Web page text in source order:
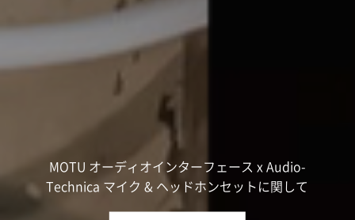
MOTU オーディオインターフェース x Audio-
Technica マイク & ヘッドホンセットに関して